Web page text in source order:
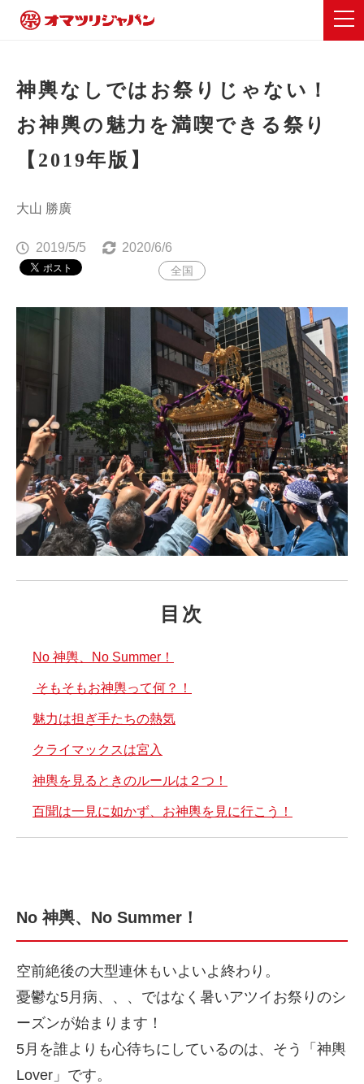
神輿なしではお祭りじゃない！
お神輿の魅力を満喫できる祭り
【2019年版】
大山 勝廣
2019/5/5 2020/6/6
全国
目次
No 神輿、No Summer！
そもそもお神輿って何？！
魅力は担ぎ手たちの熱気
クライマックスは宮入
神輿を見るときのルールは２つ！
百聞は一見に如かず、お神輿を見に行こう！
No 神輿、No Summer！
空前絶後の大型連休もいよいよ終わり。
憂鬱な5月病、、、ではなく暑いアツイお祭りのシ
ーズンが始まります！
5月を誰よりも心待ちにしているのは、そう「神輿
Lover」です。